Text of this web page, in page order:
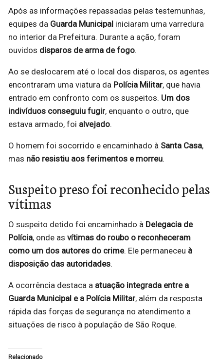
Após as informações repassadas pelas testemunhas,
equipes da Guarda Municipal iniciaram uma varredura
no interior da Prefeitura. Durante a ação, foram
ouvidos disparos de arma de fogo.
Ao se deslocarem até o local dos disparos, os agentes
encontraram uma viatura da Polícia Militar, que havia
entrado em confronto com os suspeitos. Um dos
indivíduos conseguiu fugir, enquanto o outro, que
estava armado, foi alvejado.
O homem foi socorrido e encaminhado à Santa Casa,
mas não resistiu aos ferimentos e morreu.
Suspeito preso foi reconhecido pelas
vítimas
O suspeito detido foi encaminhado à Delegacia de
Polícia, onde as vítimas do roubo o reconheceram
como um dos autores do crime. Ele permaneceu à
disposição das autoridades.
A ocorrência destaca a atuação integrada entre a
Guarda Municipal e a Polícia Militar, além da resposta
rápida das forças de segurança no atendimento a
situações de risco à população de São Roque.
Relacionado